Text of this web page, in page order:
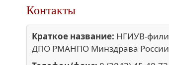
Контакты
Краткое название: НГИУВ-
ДПО РМАНПО Минздрава России